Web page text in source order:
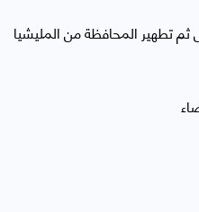
تطهير المحافظة من المليشيا